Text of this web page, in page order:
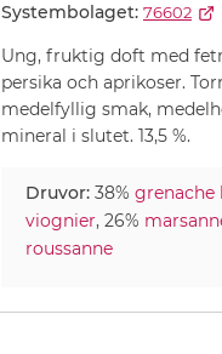
Systembolaget: 76602
Ung, fruktig doft med
persika och aprikoser.
medelfyllig smak,
mineral i slutet. 13,5 %.
Druvor:38% grenache
viognier, 26%
roussanne